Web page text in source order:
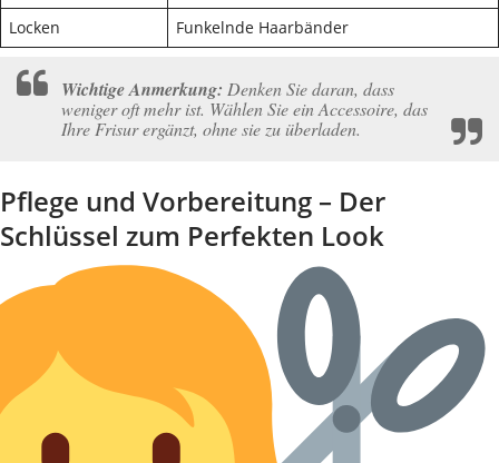
Locken
Funkelnde Haarbänder
Wichtige Anmerkung: Denken Sie daran, dass
weniger oft mehr ist. Wählen Sie ein Accessoire, das
Ihre Frisur ergänzt, ohne sie zu überladen.
Pflege und Vorbereitung – Der
Schlüssel zum Perfekten Look